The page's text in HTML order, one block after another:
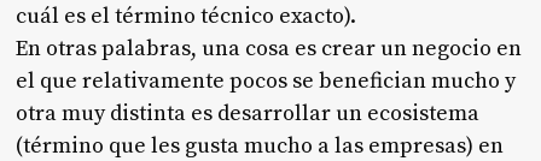
cuál es el término técnico exacto).
En otras palabras, una cosa es crear un negocio en
el que relativamente pocos se benefician mucho y
otra muy distinta es desarrollar un ecosistema
(término que les gusta mucho a las empresas) en